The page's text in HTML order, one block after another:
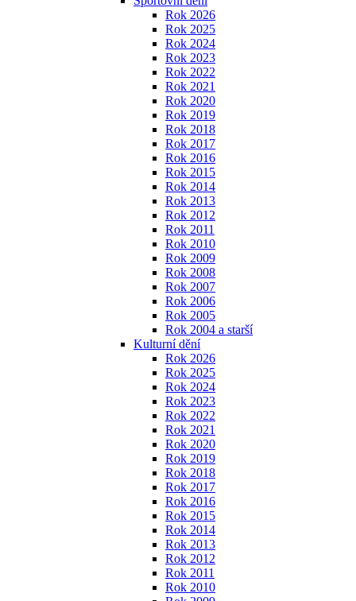
Rok 2026
Rok 2025
Rok 2024
Rok 2023
Rok 2022
Rok 2021
Rok 2020
Rok 2019
Rok 2018
Rok 2017
Rok 2016
Rok 2015
Rok 2014
Rok 2013
Rok 2012
Rok 2011
Rok 2010
Rok 2009
Rok 2008
Rok 2007
Rok 2006
Rok 2005
Rok 2004 a starší
Kulturní dění
Rok 2026
Rok 2025
Rok 2024
Rok 2023
Rok 2022
Rok 2021
Rok 2020
Rok 2019
Rok 2018
Rok 2017
Rok 2016
Rok 2015
Rok 2014
Rok 2013
Rok 2012
Rok 2011
Rok 2010